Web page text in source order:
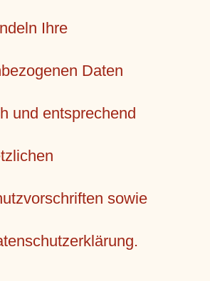
Ihre
Daten
und entsprechend
sowie